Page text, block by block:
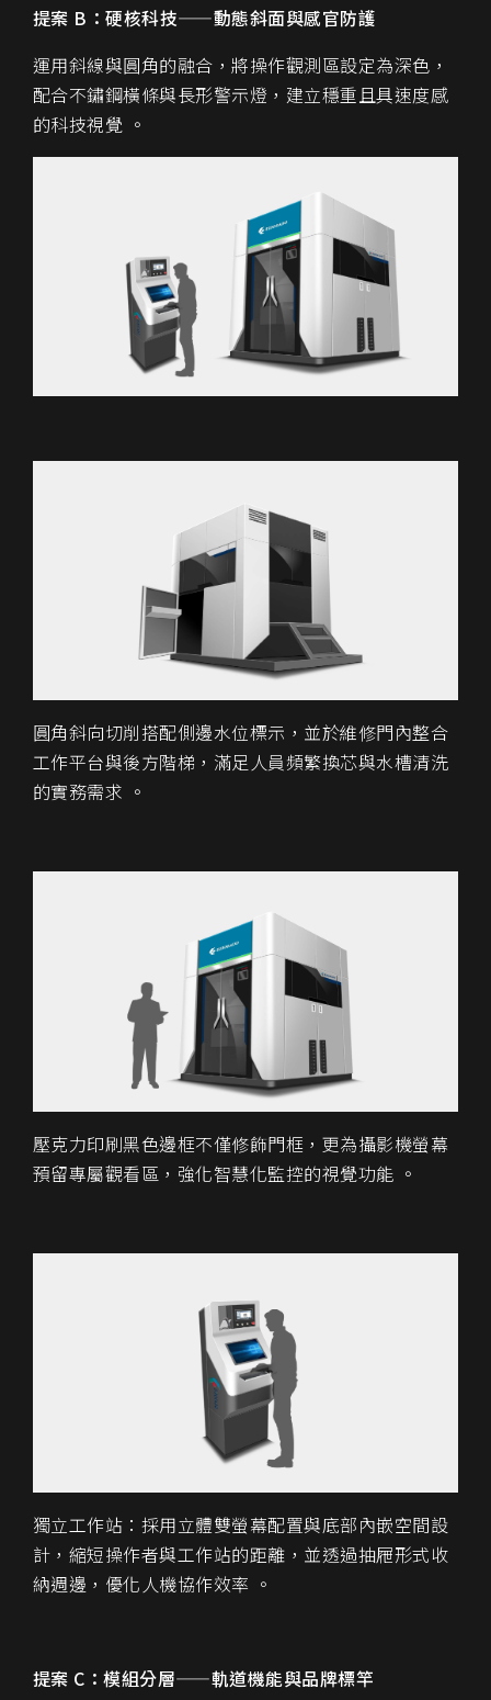
提案 B：硬核科技—動態斜面與感官防護
運用斜線與圓角的融合，將操作觀測區設定為深色，
配合不鏽鋼橫條與長形警示燈，建立穩重且具速度感
的科技視覺 。
圓角斜向切削搭配側邊水位標示，並於維修門內整合
工作平台與後方階梯，滿足人員頻繁換芯與水槽清洗
的實務需求 。
壓克力印刷黑色邊框不僅修飾門框，更為攝影機螢幕
預留專屬觀看區，強化智慧化監控的視覺功能 。
獨立工作站：採用立體雙螢幕配置與底部內嵌空間設
計，縮短操作者與工作站的距離，並透過抽屜形式收
納週邊，優化人機協作效率 。
提案 C：模組分層——軌道機能與品牌標竿